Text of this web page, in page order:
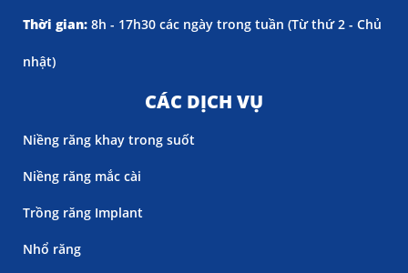
Thời gian: 8h - 17h30 các ngày trong tuần (Từ thứ 2 - Chủ
nhật)
CÁC DỊCH VỤ
Niềng răng khay trong suốt
Niềng răng mắc cài
Trồng răng Implant
Nhổ răng